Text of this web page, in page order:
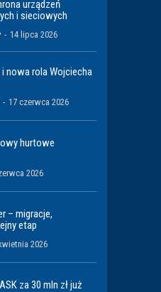
urządzeń
i sieciowych
- 14 lipca 2026
nowa rola Wojciecha
- 17 czerwca 2026
hurtowe
2026
– migracje,
etap
2026
za 30 mln zł już